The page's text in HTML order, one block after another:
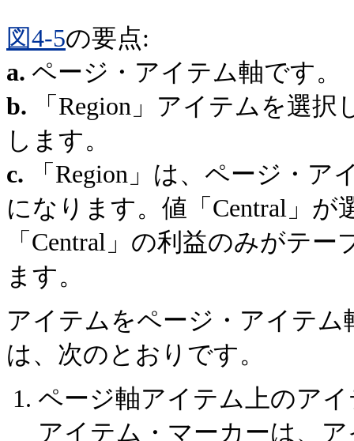
図4-5の要点:
a. ページ・アイテム軸です。
b.
「Region」アイテムを選
します。
c.
「Region」は、ページ・
になります。値「Central」
「Central」の利益のみがテ
ます。
アイテムをページ・アイテム
は、次のとおりです。
ページ軸アイテム上のア
アイテム・マーカーは、